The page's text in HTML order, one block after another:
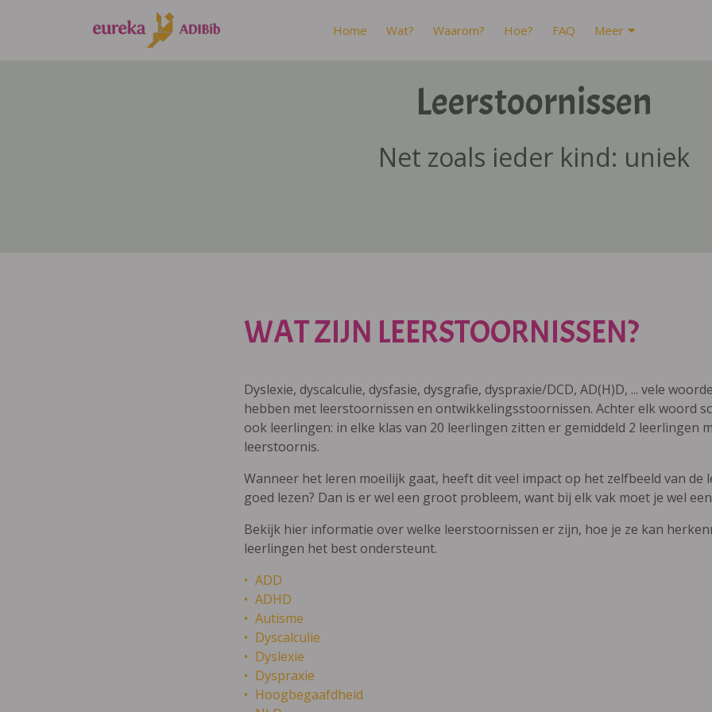
Home Wat? Waarom? Hoe? FAQ Meer
Leerstoornissen
Net zoals ieder kind: uniek
WAT ZIJN LEERSTOORNISSEN?
Dyslexie, dyscalculie, dysfasie, dysgrafie, dyspraxie/DCD, AD(H)D, ... vele
hebben met leerstoornissen en ontwikkelingsstoornissen. Achter elk woord
ook leerlingen: in elke klas van 20 leerlingen zitten er gemiddeld 2 leerlingen
leerstoornis.
Wanneer het leren moeilijk gaat, heeft dit veel impact op het zelfbeeld van de
goed lezen? Dan is er wel een groot probleem, want bij elk vak moet je wel
Bekijk hier informatie over welke leerstoornissen er zijn, hoe je ze kan
leerlingen het best ondersteunt.
ADD
ADHD
Autisme
Dyscalculie
Dyslexie
Dyspraxie
Hoogbegaafdheid